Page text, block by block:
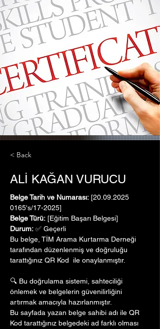
< Back
ALİ KAĞAN VURUCU
Belge Tarih ve Numarası: [20.09.2025
0165's/17-2025]
Belge Türü: [Eğitim Başarı Belgesi]
Durum: ✅ Geçerli
Bu belge, TİM Arama Kurtarma Derneği
tarafından düzenlenmiş ve doğruluğu
tarattığınız QR Kod  ile onaylanmıştır.
🔍 Bu doğrulama sistemi, sahteciliği
önlemek ve belgelerin güvenilirliğini
artırmak amacıyla hazırlanmıştır.
Bu sayfada yazan belge sahibi adı ile QR
Kod tarattığınız belgedeki ad farklı olması